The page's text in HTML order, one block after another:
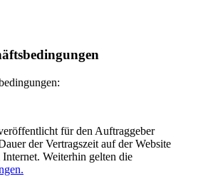
für den Auftraggeber
der Vertragszeit auf der Website
Weiterhin gelten die